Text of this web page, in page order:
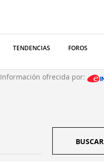
TENDENCIAS FOROS
Información ofrecida por:
BUSCAR